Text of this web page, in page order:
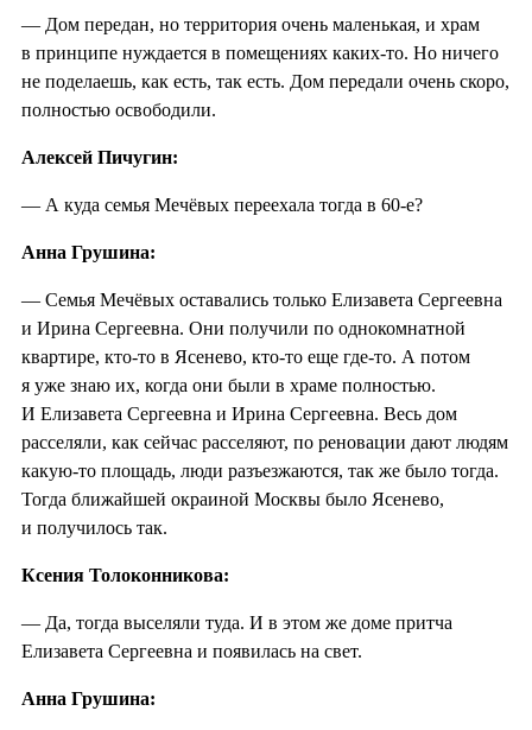
— Дом передан, но территория очень маленькая, и храм
в принципе нуждается в помещениях каких-то. Но ничего
не поделаешь, как есть, так есть. Дом передали очень скоро,
полностью освободили.
Алексей Пичугин:
— А куда семья Мечёвых переехала тогда в 60-е?
Анна Грушина:
— Семья Мечёвых оставались только Елизавета Сергеевна
и Ирина Сергеевна. Они получили по однокомнатной
квартире, кто-то в Ясенево, кто-то еще где-то. А потом
я уже знаю их, когда они были в храме полностью.
И Елизавета Сергеевна и Ирина Сергеевна. Весь дом
расселяли, как сейчас расселяют, по реновации дают людям
какую-то площадь, люди разъезжаются, так же было тогда.
Тогда ближайшей окраиной Москвы было Ясенево,
и получилось так.
Ксения Толоконникова:
— Да, тогда выселяли туда. И в этом же доме притча
Елизавета Сергеевна и появилась на свет.
Анна Грушина: